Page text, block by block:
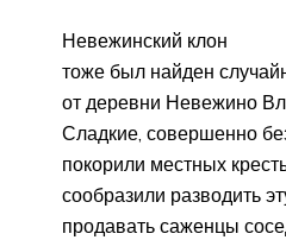
Невежинский клон
тоже был найден
от деревни Невежино
Сладкие, совершенно
покорили местных
сообразили разводить
продавать саженцы